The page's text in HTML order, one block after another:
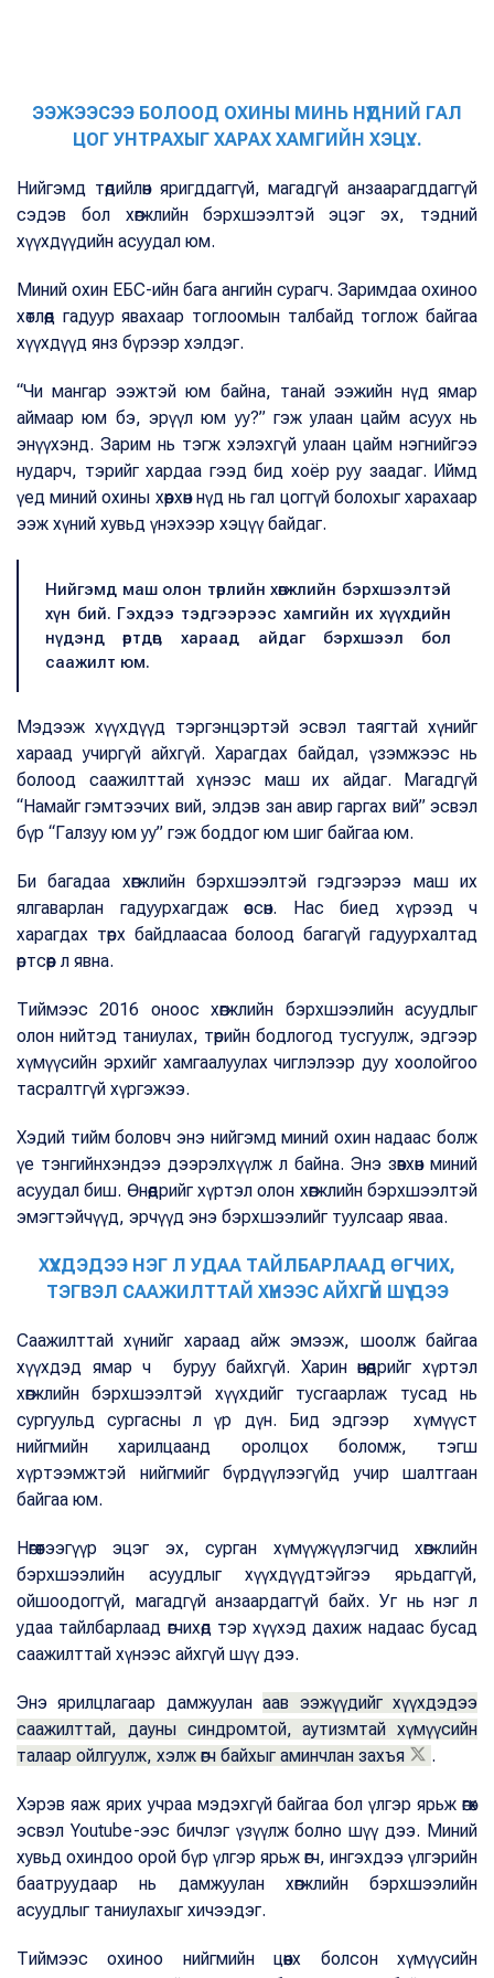
ЭЭЖЭЭСЭЭ БОЛООД ОХИНЫ МИНЬ НҮДНИЙ ГАЛ
ЦОГ УНТРАХЫГ ХАРАХ ХАМГИЙН ХЭЦҮҮ...
Нийгэмд төдийлөн яригддаггүй, магадгүй анзаарагддаггүй
сэдэв бол хөгжлийн бэрхшээлтэй эцэг эх, тэдний
хүүхдүүдийн асуудал юм.
Миний охин ЕБС-ийн бага ангийн сурагч. Заримдаа охиноо
хөтлөөд гадуур явахаар тоглоомын талбайд тоглож байгаа
хүүхдүүд янз бүрээр хэлдэг.
“Чи мангар ээжтэй юм байна, танай ээжийн нүд ямар
аймаар юм бэ, эрүүл юм уу?” гэж улаан цайм асуух нь
энүүхэнд. Зарим нь тэгж хэлэхгүй улаан цайм нэгнийгээ
нударч, тэрийг хардаа гээд бид хоёр руу заадаг. Иймд
үед миний охины хөөрхөн нүд нь гал цоггүй болохыг харахаар
ээж хүний хувьд үнэхээр хэцүү байдаг.
Нийгэмд маш олон төрлийн хөгжлийн бэрхшээлтэй
хүн бий. Гэхдээ тэдгээрээс хамгийн их хүүхдийн
нүдэнд өртдөг, хараад айдаг бэрхшээл бол
саажилт юм.
Мэдээж хүүхдүүд тэргэнцэртэй эсвэл таягтай хүнийг
хараад учиргүй айхгүй. Харагдах байдал, үзэмжээс нь
болоод саажилттай хүнээс маш их айдаг. Магадгүй
“Намайг гэмтээчих вий, элдэв зан авир гаргах вий” эсвэл
бүр “Галзуу юм уу” гэж боддог юм шиг байгаа юм.
Би багадаа хөгжлийн бэрхшээлтэй гэдгээрээ маш их
ялгаварлан гадуурхагдаж өссөн. Нас биед хүрээд ч
харагдах төрх байдлаасаа болоод багагүй гадуурхалтад
өртсөөр л явна.
Тиймээс 2016 оноос хөгжлийн бэрхшээлийн асуудлыг
олон нийтэд таниулах, төрийн бодлогод тусгуулж, эдгээр
хүмүүсийн эрхийг хамгаалуулах чиглэлээр дуу хоолойгоо
тасралтгүй хүргэжээ.
Хэдий тийм боловч энэ нийгэмд миний охин надаас болж
үе тэнгийнхэндээ дээрэлхүүлж л байна. Энэ зөвхөн миний
асуудал биш. Өнөөдрийг хүртэл олон хөгжлийн бэрхшээлтэй
эмэгтэйчүүд, эрчүүд энэ бэрхшээлийг туулсаар яваа.
ХҮҮХДЭДЭЭ НЭГ Л УДАА ТАЙЛБАРЛААД ӨГЧИХ,
ТЭГВЭЛ СААЖИЛТТАЙ ХҮНЭЭС АЙХГҮЙ ШҮҮ ДЭЭ
Саажилттай хүнийг хараад айж эмээж, шоолж байгаа
хүүхдэд ямар ч буруу байхгүй. Харин өнөөдрийг хүртэл
хөгжлийн бэрхшээлтэй хүүхдийг тусгаарлаж тусад нь
сургуульд сургасны л үр дүн. Бид эдгээр хүмүүст
нийгмийн харилцаанд оролцох боломж, тэгш
хүртээмжтэй нийгмийг бүрдүүлээгүйд учир шалтгаан
байгаа юм.
Нөгөөтээгүүр эцэг эх, сурган хүмүүжүүлэгчид хөгжлийн
бэрхшээлийн асуудлыг хүүхдүүдтэйгээ ярьдаггүй,
ойшоодоггүй, магадгүй анзаардаггүй байх. Уг нь нэг л
удаа тайлбарлаад өгчихөд тэр хүүхэд дахиж надаас бусад
саажилттай хүнээс айхгүй шүү дээ.
Энэ ярилцлагаар дамжууланаав ээжүүдийг хүүхдэдээ
саажилттай, дауны синдромтой, аутизмтай хүмүүсийн
талаар ойлгуулж, хэлж өгч байхыг аминчлан захъя
.
Хэрэв яаж ярих учраа мэдэхгүй байгаа бол үлгэр ярьж өгөх
эсвэл Youtube-ээс бичлэг үзүүлж болно шүү дээ. Миний
хувьд охиндоо орой бүр үлгэр ярьж өгч, ингэхдээ үлгэрийн
баатруудаар нь дамжуулан хөгжлийн бэрхшээлийн
асуудлыг таниулахыг хичээдэг.
Тиймээс охиноо нийгмийн цөөнх болсон хүмүүсийн